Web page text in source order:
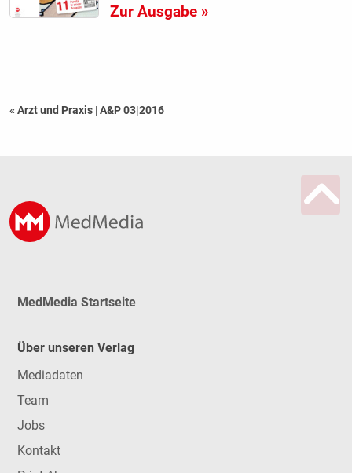
Zur Ausgabe »
« Arzt und Praxis |A&P 03|2016
MedMedia Startseite
Über unseren Verlag
Mediadaten
Team
Jobs
Kontakt